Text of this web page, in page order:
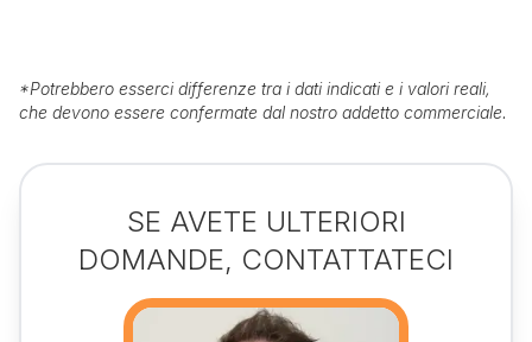
*Potrebbero esserci differenze tra i dati indicati e i valori reali,
che devono essere confermate dal nostro addetto commerciale.
SE AVETE ULTERIORI
DOMANDE, CONTATTATECI